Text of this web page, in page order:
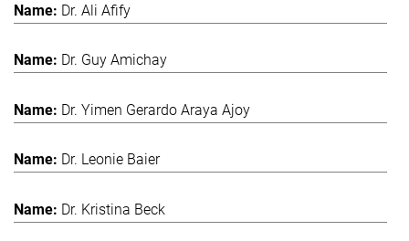
Dr. Ali Afify
Dr. Guy Amichay
Dr. Yimen Gerardo Araya Ajoy
Dr. Leonie Baier
Dr. Kristina Beck